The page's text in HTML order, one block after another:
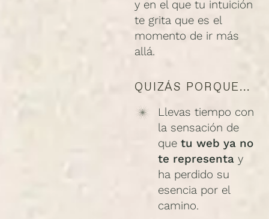
y en el que tu intuición
te grita que es el
momento de ir más
allá.
QUIZÁS PORQUE...
Llevas tiempo con
la sensación de
que tu web ya no
te representay
ha perdido su
esencia por el
camino.